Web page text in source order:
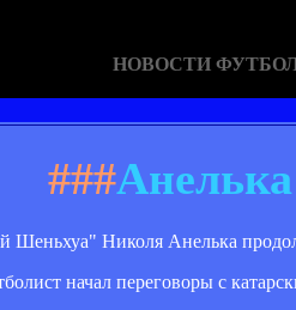
НОВОСТИ
###
Николя Анелька
начал переговоры с